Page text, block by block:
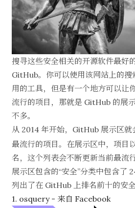
搜寻这些安全相关的开源软件最好
GitHub。你可以使用该网站上的搜
用的工具，但是有一个地方可以让
流行的项目，那就是 GitHub 的展
不多。
从 2014 年开始，GitHub 展示区就
最流行的项目。在展示区中，项目
名，这个列表会不断更新当前最流
展示区包含的“安全”分类中包含了
列出了在 GitHub 上排名前十的安全
1. osquery - 来自 Facebook